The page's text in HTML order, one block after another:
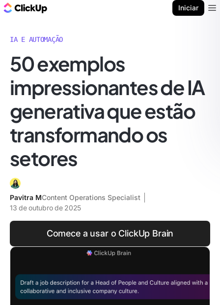
Iniciar
IA E AUTOMAÇÃO
50 exemplos
impressionantes de IA
generativa que estão
transformando os
setores
Pavitra MContent Operations Specialist
13 de outubro de 2025
Comece a usar o ClickUp Brain